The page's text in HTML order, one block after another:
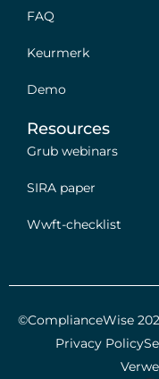
FAQ
Keurmerk
Demo
Resources
Grub webinars
SIRA paper
Wwft-checklist
©ComplianceWise
Privacy Policy